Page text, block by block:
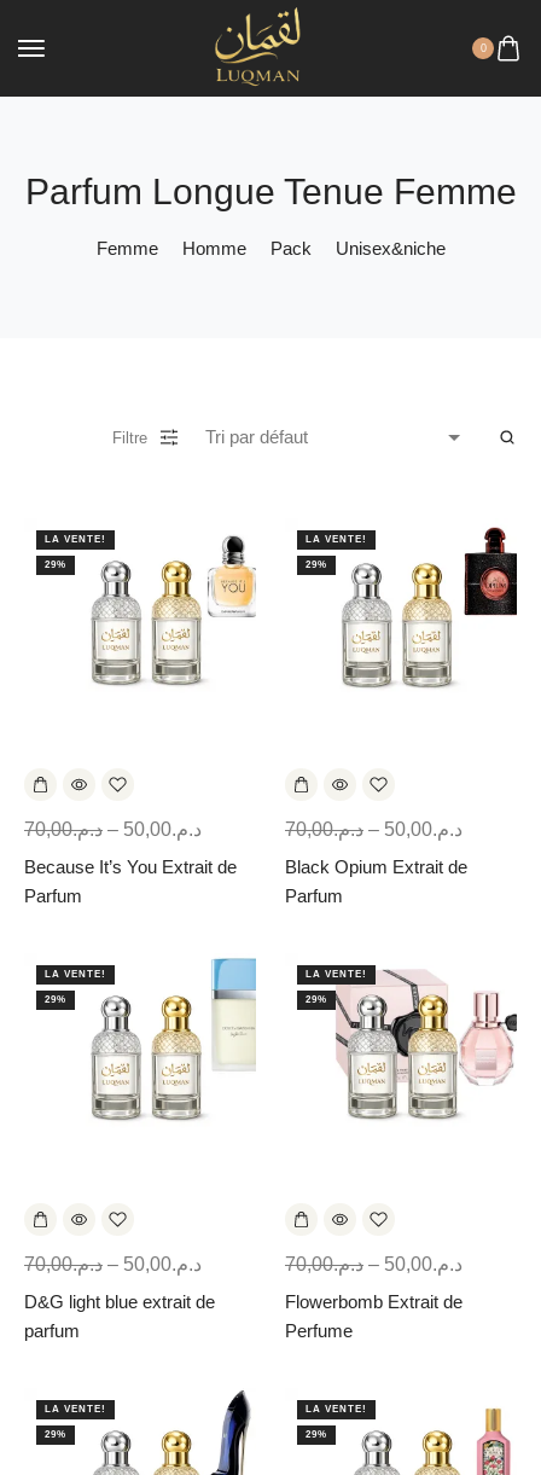
0
Parfum Longue Tenue Femme
Femme Homme Pack Unisex&niche
Filtre
LA VENTE!
29%
د.م.70,00 – د.م.50,00
Because It’s You Extrait de
Parfum
LA VENTE!
29%
د.م.70,00 – د.م.50,00
Black Opium Extrait de
Parfum
LA VENTE!
29%
د.م.70,00 – د.م.50,00
D&G light blue extrait de
parfum
LA VENTE!
29%
د.م.70,00 – د.م.50,00
Flowerbomb Extrait de
Perfume
LA VENTE!
29%
LA VENTE!
29%